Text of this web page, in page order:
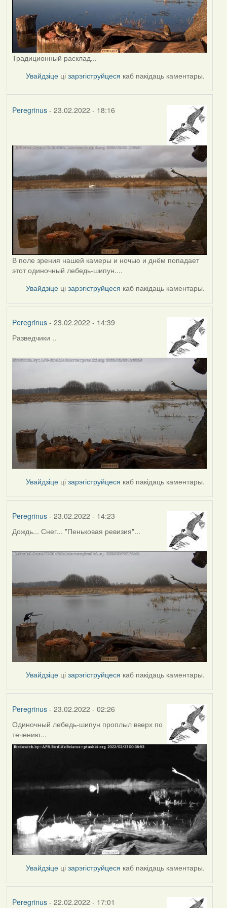
Традиционный расклад...
Увайдзіце цізарэгіструйцеся каб пакідаць каментары.
Peregrinus- 23.02.2022 - 18:16
В поле зрения нашей камеры и ночью и днём попадает
этот одиночный лебедь-шипун....
Увайдзіце цізарэгіструйцеся каб пакідаць каментары.
Peregrinus- 23.02.2022 - 14:39
Разведчики ..
Увайдзіце цізарэгіструйцеся каб пакідаць каментары.
Peregrinus- 23.02.2022 - 14:23
Дождь... Снег... "Пеньковая ревизия"...
Увайдзіце цізарэгіструйцеся каб пакідаць каментары.
Peregrinus- 23.02.2022 - 02:26
Одиночный лебедь-шипун проплыл вверх по
течению...
Увайдзіце цізарэгіструйцеся каб пакідаць каментары.
Peregrinus- 22.02.2022 - 17:01